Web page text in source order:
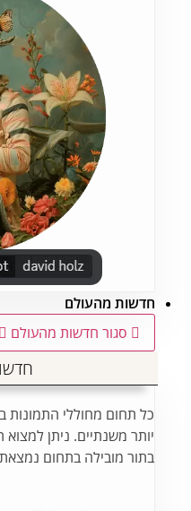
חדשות מהעולם
סגור חדשות מהעולם
בתור מובילה בתחום